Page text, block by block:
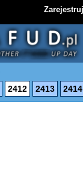
2412 2413 2414